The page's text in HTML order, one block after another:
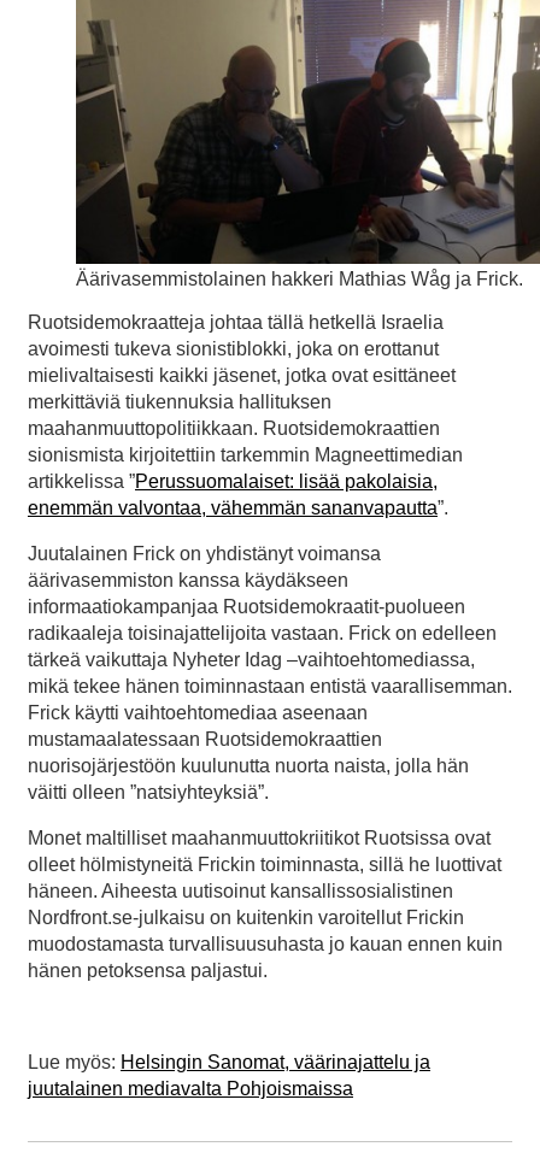
Äärivasemmistolainen hakkeri Mathias Wåg ja Frick.
Ruotsidemokraatteja johtaa tällä hetkellä Israelia
avoimesti tukeva sionistiblokki, joka on erottanut
mielivaltaisesti kaikki jäsenet, jotka ovat esittäneet
merkittäviä tiukennuksia hallituksen
maahanmuuttopolitiikkaan. Ruotsidemokraattien
sionismista kirjoitettiin tarkemmin Magneettimedian
artikkelissa ”Perussuomalaiset: lisää pakolaisia,
enemmän valvontaa, vähemmän sananvapautta”.
Juutalainen Frick on yhdistänyt voimansa
äärivasemmiston kanssa käydäkseen
informaatiokampanjaa Ruotsidemokraatit-puolueen
radikaaleja toisinajattelijoita vastaan. Frick on edelleen
tärkeä vaikuttaja Nyheter Idag –vaihtoehtomediassa,
mikä tekee hänen toiminnastaan entistä vaarallisemman.
Frick käytti vaihtoehtomediaa aseenaan
mustamaalatessaan Ruotsidemokraattien
nuorisojärjestöön kuulunutta nuorta naista, jolla hän
väitti olleen ”natsiyhteyksiä”.
Monet maltilliset maahanmuuttokriitikot Ruotsissa ovat
olleet hölmistyneitä Frickin toiminnasta, sillä he luottivat
häneen. Aiheesta uutisoinut kansallissosialistinen
Nordfront.se-julkaisu on kuitenkin varoitellut Frickin
muodostamasta turvallisuusuhasta jo kauan ennen kuin
hänen petoksensa paljastui.
Lue myös: Helsingin Sanomat, väärinajattelu ja
juutalainen mediavalta Pohjoismaissa